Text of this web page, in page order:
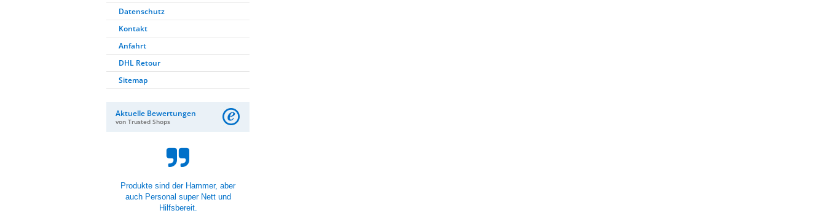
Datenschutz
Kontakt
Anfahrt
DHL Retour
Sitemap
Aktuelle Bewertungen
von Trusted Shops
Versandt an alter fälschlicher
Adresse (eigene Angabe) wurde
top organisiert, nach